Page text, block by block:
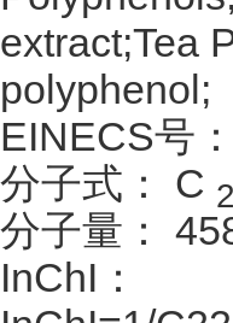
extract;Tea
polyphenol;
EINECS号：
分子式： C
分子量：
InChI：